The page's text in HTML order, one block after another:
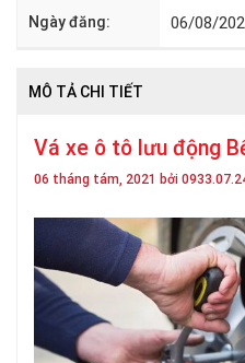
Ngày đăng: 06/08/
MÔ TẢ CHI TIẾT
Vá xe ô tô lưu động
06 tháng tám, 2021 bởi